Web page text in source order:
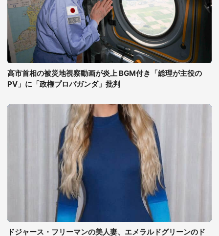
高市首相の被災地視察動画が炎上 BGM付き「総理が主役の
PV」に「政権プロパガンダ」批判
ドジャース・フリーマンの美人妻、エメラルドグリーンのド